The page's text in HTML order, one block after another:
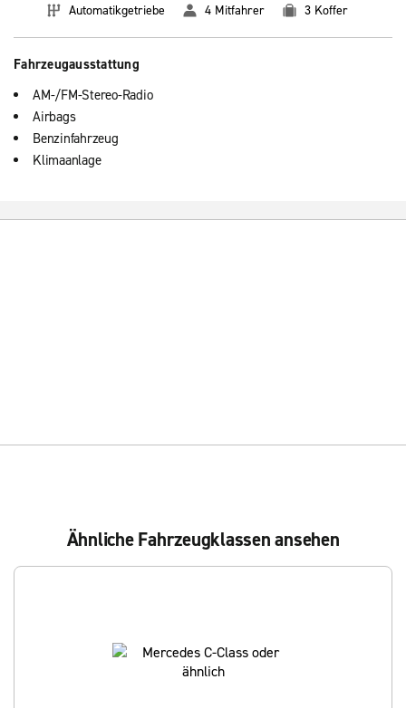
Automatikgetriebe 4 Mitfahrer 3 Koffer
Fahrzeugausstattung
AM-/FM-Stereo-Radio
Airbags
Benzinfahrzeug
Klimaanlage
Ähnliche Fahrzeugklassen ansehen